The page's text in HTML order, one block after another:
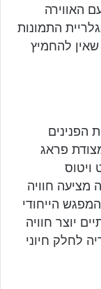
האווירה
התמונות
להחמיץ
הפנינים
פראג
ויטוס
מציעה חוויה
הייחודי
יוצר חוויה
לחלק חיוני